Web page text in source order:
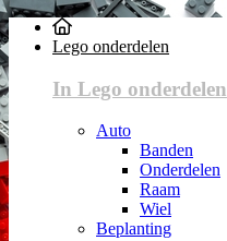
Lego onderdelen
In Lego onderdelen
Auto
Banden
Onderdelen
Raam
Wiel
Beplanting